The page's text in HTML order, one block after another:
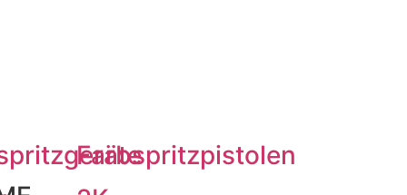
Farbspritzpistolen